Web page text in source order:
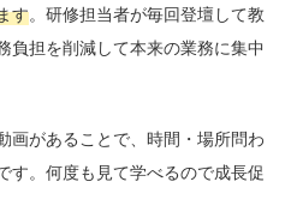
す。研修担当者が毎回登壇して教
負担を削減して本来の業務に集中
画があることで、時間・場所問わ
す。何度も見て学べるので成長促